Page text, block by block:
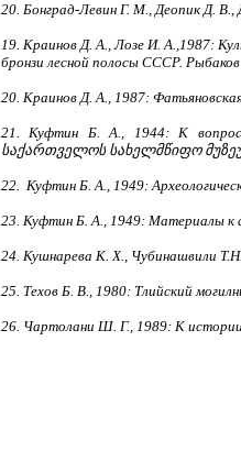
20. Бонград-Левин Г. М., Деопик Д.
19. Краинов Д. А., Лозе И. А.,1987:
бронзи лесной полосы СССР.
20. Краинов Д. А., 1987:
21. Куфтин Б. А., 1944: К вопросу
საქართველოს სახელმწიფო
22. Куфтин Б. А., 1949:
23. Куфтин Б. А., 1949: Материалы к
24. Кушнарева К. Х., Чубинашвили
25. Техов Б. В., 1980: Тлийский
26. Чартолани Ш. Г., 1989: К истории